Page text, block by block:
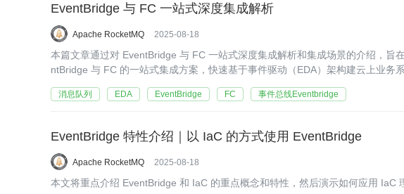
EventBridge 与 FC 一站式深度集成解析
Apache RocketMQ 2025-08-18
本篇文章通过对 EventBridge 与 FC 一站式深度集成解析和集成场景的介绍，旨
ntBridge 与 FC 的一站式集成方案，快速基于事件驱动（EDA）架构建云上业务系
消息队列 EDA EventBridge FC 事件总线Eventbridge
EventBridge 特性介绍｜以 IaC 的方式使用 EventBridge
Apache RocketMQ 2025-08-18
本文将重点介绍 EventBridge 和 IaC 的重点概念和特性，然后演示如何应用 IaC